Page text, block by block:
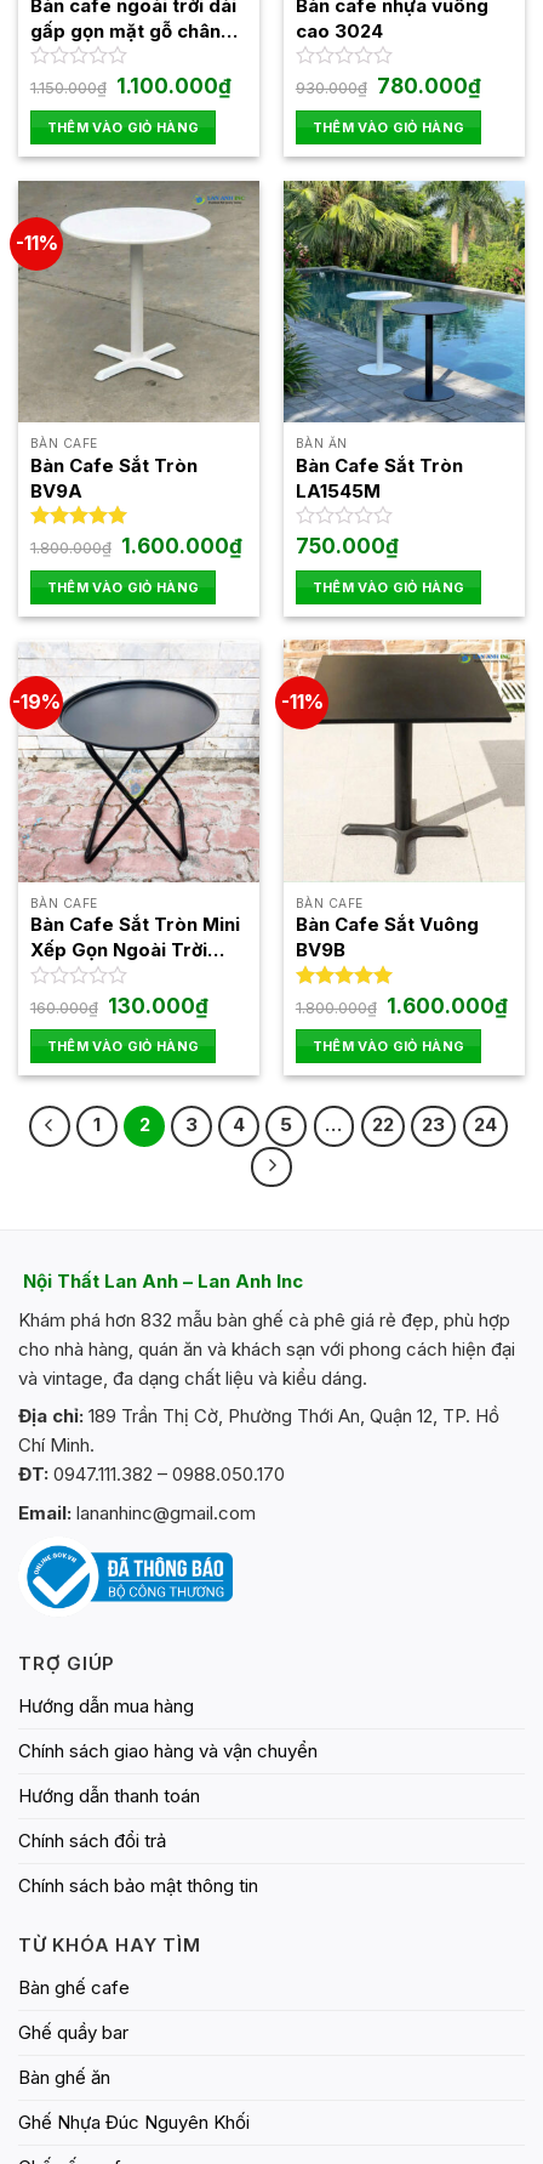
Bàn cafe ngoài trời dài
gấp gọn mặt gỗ chân
sắt Fansipan Patio 04
Được
hạng
0
5
sao
1.150.000₫ Giá
gốc
là:
1.150.000₫.
1.100.000₫Giá
hiện
1.100.000₫.
THÊM VÀO GIỎ HÀNG
Bàn cafe nhựa vuông
cao 3024
Được
hạng
0
5
sao
930.000₫ Giá
gốc
là:
930.000₫.
780.000₫Giá
hiện
tại
là:
THÊM VÀO GIỎ HÀNG
-11%
BÀN CAFE
Bàn Cafe Sắt Tròn
BV9A
Được xếp
5.00
5 sao
1.800.000₫ Giá
gốc
là:
1.800.000₫.
1.600.000₫Giá
hiện
1.600.000₫.
THÊM VÀO GIỎ HÀNG
BÀN ĂN
Bàn Cafe Sắt Tròn
LA1545M
Được
hạng
0
5
sao
750.000₫
THÊM VÀO GIỎ HÀNG
-19%
BÀN CAFE
Bàn Cafe Sắt Tròn Mini
Xếp Gọn Ngoài Trời
BXGR03
Được
hạng
0
5
160.000₫ Giá
gốc
là:
160.000₫.
130.000₫Giá
hiện
tại
là:
130.000₫.
THÊM VÀO GIỎ HÀNG
-11%
BÀN CAFE
Bàn Cafe Sắt Vuông
BV9B
Được xếp
5.00
5 sao
1.800.000₫ Giá
gốc
là:
1.800.000₫.
1.600.000₫Giá
hiện
THÊM VÀO GIỎ HÀNG
1 2 3 4 5 … 22 23 24
Nội Thất Lan Anh – Lan Anh Inc
Khám phá hơn 832 mẫu bàn ghế cà phê giá rẻ đẹp, phù hợp
cho nhà hàng, quán ăn và khách sạn với phong cách hiện đại
và vintage, đa dạng chất liệu và kiểu dáng.
Địa chỉ: 189 Trần Thị Cờ, Phường Thới An, Quận 12, TP. Hồ
Chí Minh.
ĐT: 0947.111.382 – 0988.050.170
Email: lananhinc@gmail.com
TRỢ GIÚP
Hướng dẫn mua hàng
Chính sách giao hàng và vận chuyển
Hướng dẫn thanh toán
Chính sách đổi trả
Chính sách bảo mật thông tin
TỪ KHÓA HAY TÌM
Bàn ghế cafe
Ghế quầy bar
Bàn ghế ăn
Ghế Nhựa Đúc Nguyên Khối